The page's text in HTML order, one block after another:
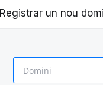
Registrar un nou